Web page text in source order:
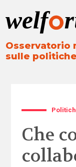
Osservatorio
sulle
Che